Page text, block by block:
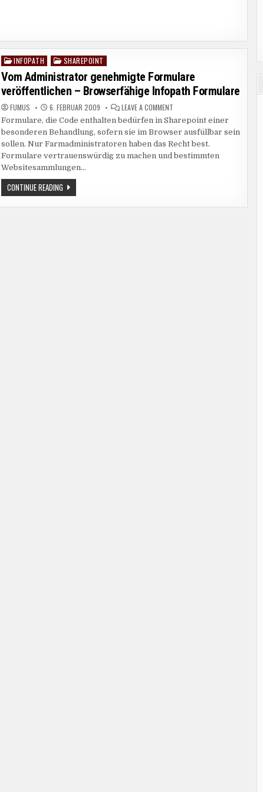
IN
FORM
SERVICES
MIT
BOOLEAN
WERTEN
Posted
in
INFOPATH SHAREPOINT
Vom Administrator genehmigte Formulare
veröffentlichen – Browserfähige Infopath Formulare
FUMUS 6. FEBRUAR 2009 LEAVE A COMMENTON
ADMINISTRATOR
GENEHMIGTE
FORMULARE
VERÖFFENTLICHEN
–
BROWSERFÄHIGE
Formulare, die Code enthalten bedürfen in Sharepoint einer
besonderen Behandlung, sofern sie im Browser ausfüllbar sein
sollen. Nur Farmadministratoren haben das Recht best.
Formulare vertrauenswürdig zu machen und bestimmten
Websitesammlungen…
CONTINUE READINGVOM
ADMINISTRATOR
FORMULARE